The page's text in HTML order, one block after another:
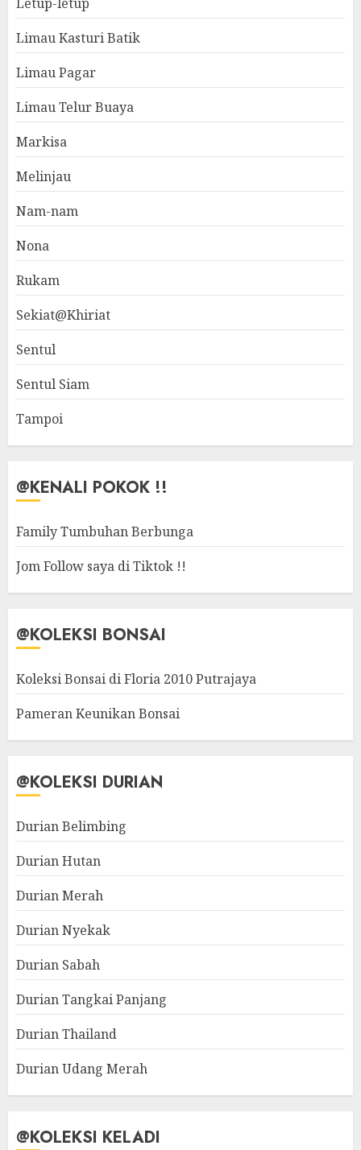
Limau Kasturi Batik
Limau Pagar
Limau Telur Buaya
Markisa
Melinjau
Nam-nam
Nona
Rukam
Sekiat@Khiriat
Sentul
Sentul Siam
Tampoi
@KENALI POKOK !!
Family Tumbuhan Berbunga
Jom Follow saya di Tiktok !!
@KOLEKSI BONSAI
Koleksi Bonsai di Floria 2010 Putrajaya
Pameran Keunikan Bonsai
@KOLEKSI DURIAN
Durian Belimbing
Durian Hutan
Durian Merah
Durian Nyekak
Durian Sabah
Durian Tangkai Panjang
Durian Thailand
Durian Udang Merah
@KOLEKSI KELADI